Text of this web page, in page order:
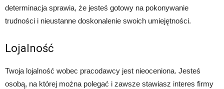
determinacja sprawia, że jesteś gotowy na pokonywanie
trudności i nieustanne doskonalenie swoich umiejętności.
Lojalność
Twoja lojalność wobec pracodawcy jest nieoceniona. Jesteś
osobą, na której można polegać i zawsze stawiasz interes firmy